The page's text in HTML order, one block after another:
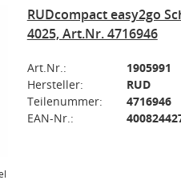
RUDcompact easy2go
4025, Art.Nr. 4716946
Art.Nr.:
1905991
Hersteller:
RUD
Teilenummer:
4716946
EAN-Nr.: